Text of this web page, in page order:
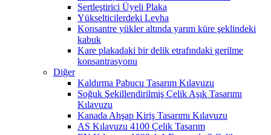
Sertleştirici Üyeli Plaka
Yükselticilerdeki Levha
Konsantre yükler altında yarım küre şeklindeki
kabuk
Kare plakadaki bir delik etrafındaki gerilme
konsantrasyonu
Diğer
Kaldırma Pabucu Tasarım Kılavuzu
Soğuk Şekillendirilmiş Çelik Aşık Tasarımı
Kılavuzu
Kanada Ahşap Kiriş Tasarımı Kılavuzu
AS Kılavuzu 4100 Çelik Tasarım